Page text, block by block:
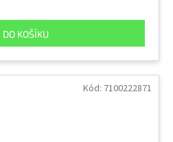
DO KOŠÍKU
Kód: 7100222871